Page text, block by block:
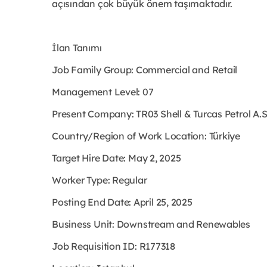
açısından çok büyük önem taşımaktadır.
İlan Tanımı
Job Family Group: Commercial and Retail
Management Level: 07
Present Company: TR03 Shell & Turcas Petrol A.S
Country/Region of Work Location: Türkiye
Target Hire Date: May 2, 2025
Worker Type: Regular
Posting End Date: April 25, 2025
Business Unit: Downstream and Renewables
Job Requisition ID: R177318